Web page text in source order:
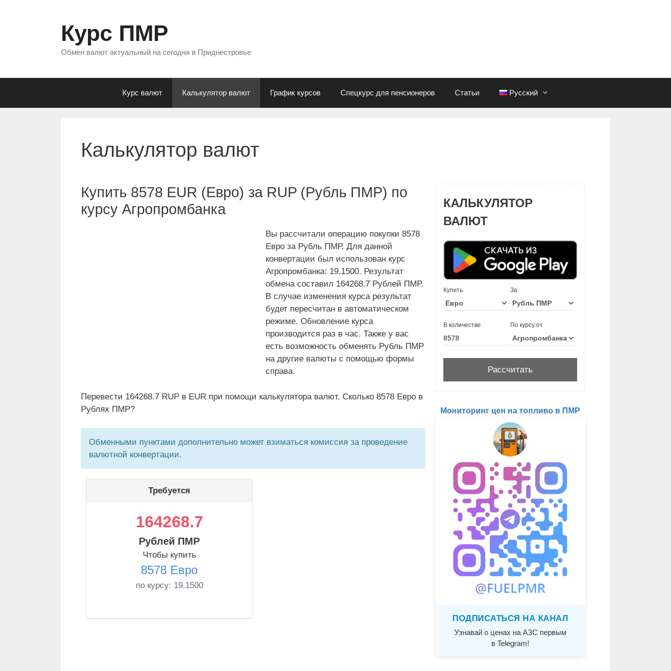
Курс ПМР
Обмен валют актуальный на сегодня в Приднестровье
Курс валют Калькулятор валют График курсов Спецкурс для пенсионеров Статьи Русский
Калькулятор валют
Купить 8578 EUR (Евро) за RUP (Рубль ПМР) по
курсу Агропромбанка
Вы рассчитали операцию покупки 8578
Евро за Рубль ПМР. Для данной
конвертации был использован курс
Агропромбанка: 19.1500. Результат
обмена составил 164268.7 Рублей ПМР.
В случае изменения курса результат
будет пересчитан в автоматическом
режиме. Обновление курса
производится раз в час. Также у вас
есть возможность обменять Рубль ПМР
на другие валюты с помощью формы
справа.
Перевести 164268.7 RUP в EUR при помощи калькулятора валют. Сколько 8578 Евро в
Рублях ПМР?
Обменными пунктами дополнительно может взиматься комиссия за проведение
валютной конвертации.
Требуется
164268.7
Рублей ПМР
Чтобы купить
8578 Евро
по курсу: 19.1500
КАЛЬКУЛЯТОР
ВАЛЮТ
Купить За
В количестве По курсу от
Мониторинг цен на топливо в ПМР
ПОДПИСАТЬСЯ НА КАНАЛ
Узнавай о ценах на АЗС первым
в Telegram!